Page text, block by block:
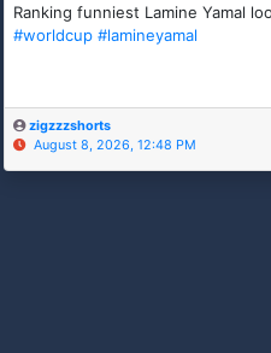
Ranking funniest Lamine Yamal
#worldcup #lamineyamal
zigzzzshorts
August 8, 2026, 12:48 PM